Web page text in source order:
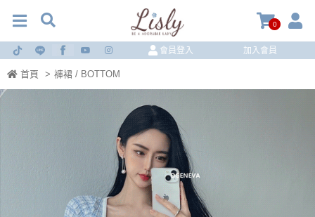
0
會員登入 加入會員
首頁 > 褲裙 / BOTTOM